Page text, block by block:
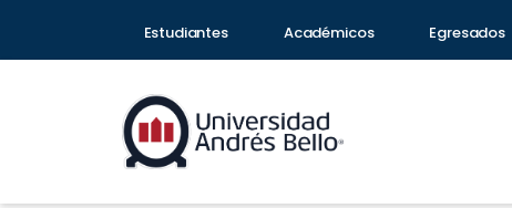
Estudiantes Académicos Egresados